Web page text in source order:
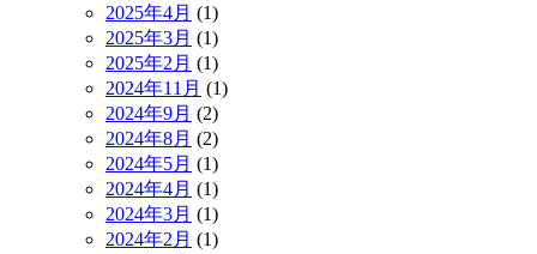
2025年4月 (1)
2025年3月 (1)
2025年2月 (1)
2024年11月 (1)
2024年9月 (2)
2024年8月 (2)
2024年5月 (1)
2024年4月 (1)
2024年3月 (1)
2024年2月 (1)